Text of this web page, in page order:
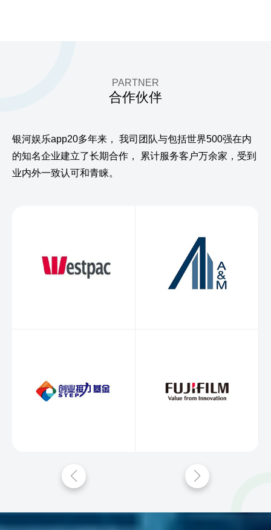
PARTNER
合作伙伴
银河娱乐app20多年来，
我司团队与包括世界500强在内
的知名企业建立了长期合作，
累计服务客户万余家，受到
业内外一致认可和青睐。